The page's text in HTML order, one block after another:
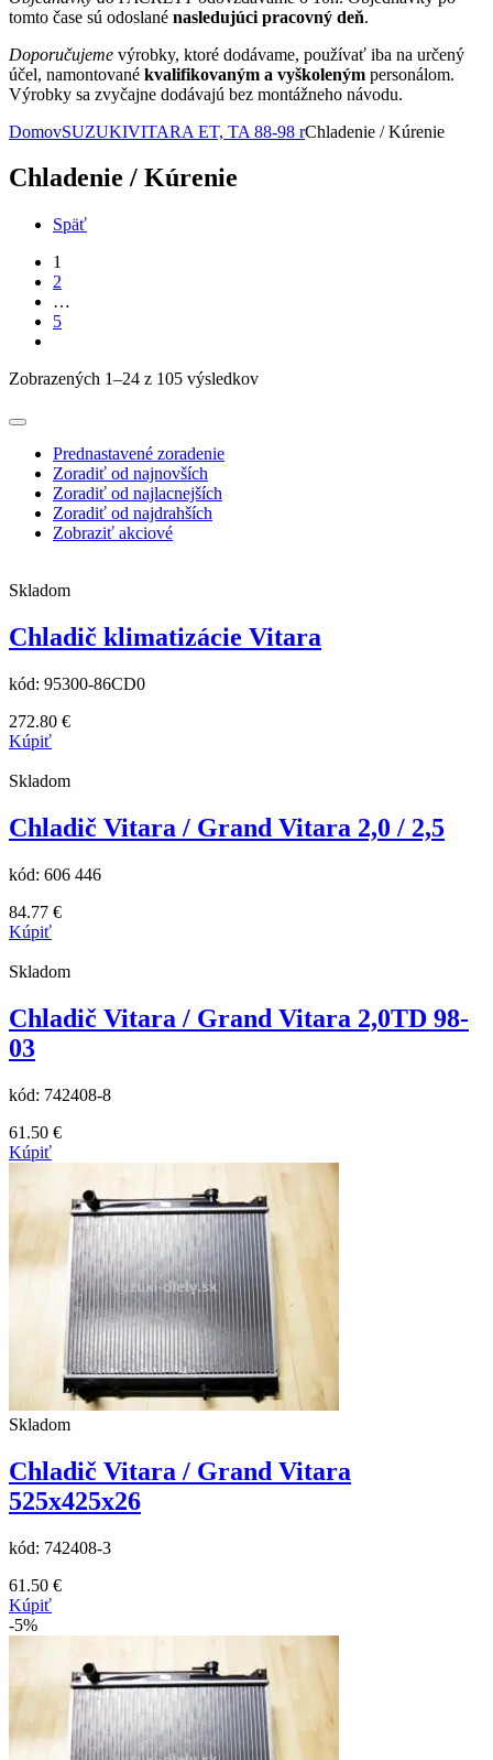
tomto čase sú odoslané nasledujúci pracovný deň.
Doporučujeme výrobky, ktoré dodávame, používať iba na určený
účel, namontované kvalifikovaným a vyškoleným personálom.
Výrobky sa zvyčajne dodávajú bez montážneho návodu.
DomovSUZUKIVITARA ET, TA 88-98 rChladenie / Kúrenie
Chladenie / Kúrenie
Späť
1
2
…
5
Zobrazených 1–24 z 105 výsledkov
Prednastavené zoradenie
Zoradiť od najnovších
Zoradiť od najlacnejších
Zoradiť od najdrahších
Zobraziť akciové
Skladom
Chladič klimatizácie Vitara
kód: 95300-86CD0
272.80 €
Kúpiť
Skladom
Chladič Vitara / Grand Vitara 2,0 / 2,5
kód: 606 446
84.77 €
Kúpiť
Skladom
Chladič Vitara / Grand Vitara 2,0TD 98-
03
kód: 742408-8
61.50 €
Kúpiť
Skladom
Chladič Vitara / Grand Vitara
525x425x26
kód: 742408-3
61.50 €
Kúpiť
-5%